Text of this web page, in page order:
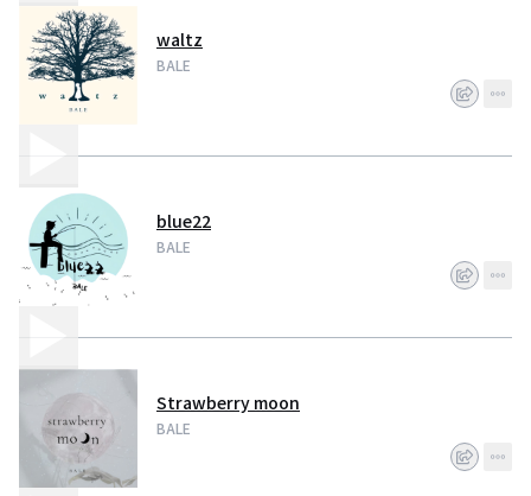
waltz
BALE
blue22
BALE
Strawberry moon
BALE